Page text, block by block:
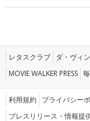
レタスクラブ ダ・ヴィ
MOVIE WALKER PRESS
利用規約 プライバシー
プレスリリース・情報提